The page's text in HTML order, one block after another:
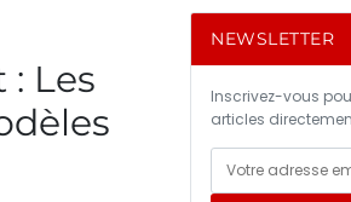
Les
NEWSLETTER
Inscrivez-vous
articles